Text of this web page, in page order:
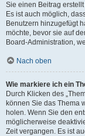
Sie einen Beitrag
Es ist auch möglich,
Benutzern hinzugefügt
möchte, bevor sie auf
Board-Administration,
Nach oben
Wie markiere ich ein
Durch Klicken des
können Sie das Thema
holen. Wenn Sie den
möglicherweise
Zeit vergangen. Es ist